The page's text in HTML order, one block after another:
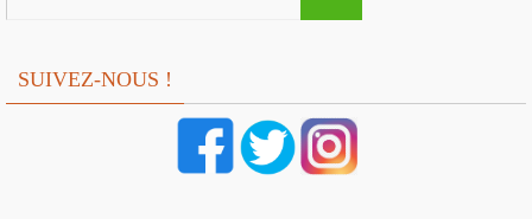
SUIVEZ-NOUS !